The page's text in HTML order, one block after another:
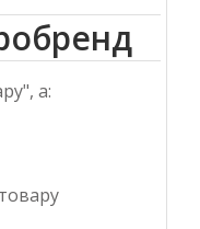
а: